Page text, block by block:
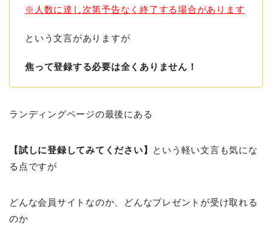
※人数に達し次第予告なく終了する場合があります
という文言がありますが
焦って登録する必要は全くありません！
ランディングページの最後にある
【試しに登録してみてください】 という軽い文言も気にな
る点ですが
どんな会員サイトなのか、どんなプレゼントが受け取れる
のか